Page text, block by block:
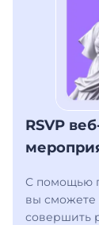
RSVP
С помощью
вы сможете
совершить